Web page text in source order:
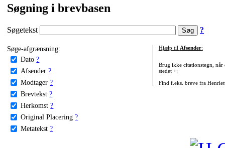
Søgning i brevbasen
Søgetekst ?
Søge-afgrænsning:
Dato ?
Afsender ?
Modtager ?
Brevtekst ?
Herkomst ?
Original Placering ?
Metatekst ?
Hjælp til Afsender:
Brug ikke citationstegn, når
stedet +:
Find f.eks. breve fra